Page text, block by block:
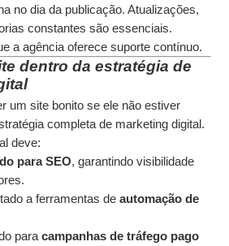
no dia da publicação. Atualizações,
constantes são essenciais.
a agência oferece suporte contínuo.
dentro da estratégia de
um site bonito se ele não estiver
completa de marketing digital.
deve:
para SEO, garantindo visibilidade
a ferramentas de automação de
para campanhas de tráfego pago